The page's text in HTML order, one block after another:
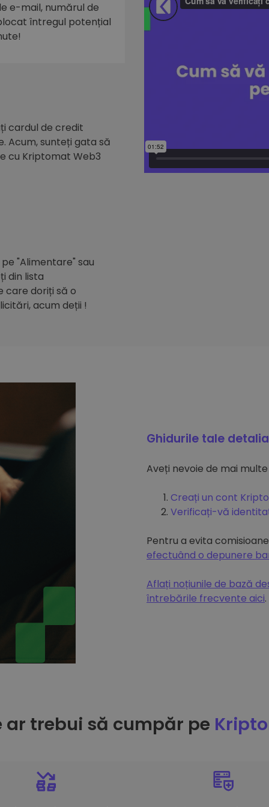
e-mail, numărul de
întregul potențial
cardul de credit
Acum, sunteți gata să
cu Kriptomat Web3
"Alimentare" sau
din lista
care doriți să o
acum deții !
Ghidurile tale
Aveți nevoie de mai
Creați un cont
Verificați-vă
Pentru a evita
efectuând o depunere
Aflați noțiunile de bază
întrebările frecvente aici.
ar trebui să cumpăr pe